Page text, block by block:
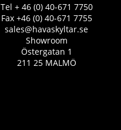
Tel + 46 (0) 40-671 7750
Fax +46 (0) 40-671 7755
sales@havaskyltar.se
Showroom
Östergatan 1
211 25 MALMÖ